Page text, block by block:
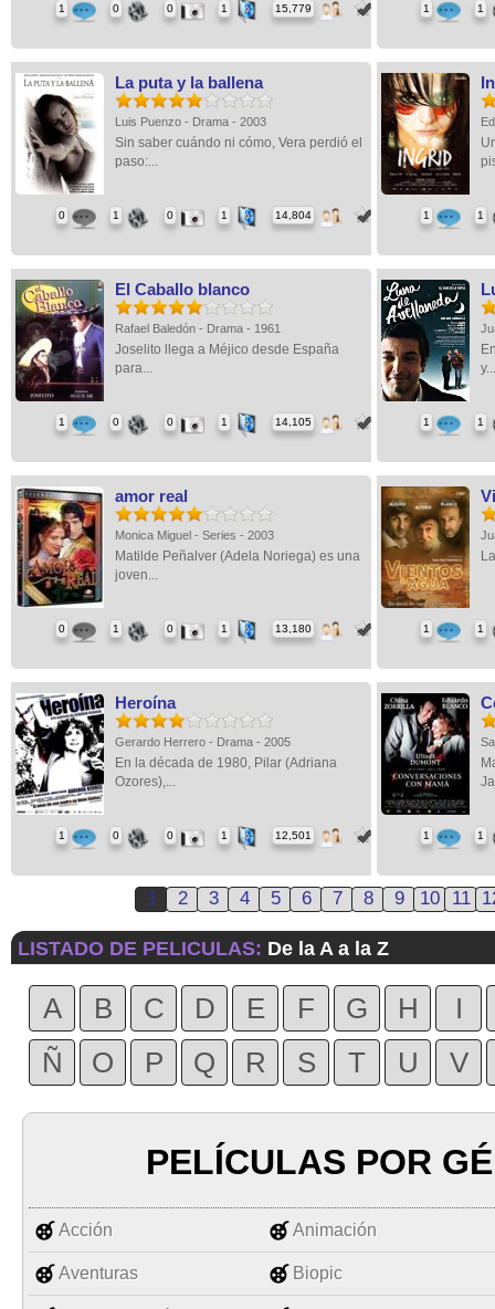
1 0 0 1 15,779 1 1
La puta y la ballena
Luis Puenzo - Drama - 2003
Sin saber cuándo ni cómo, Vera perdió el
paso:...
0 1 0 1 14,804 1 1
El Caballo blanco
Rafael Baledón - Drama - 1961
Joselito llega a Méjico desde España
para...
1 0 0 1 14,105
y...
1 1
amor real
Monica Miguel - Series - 2003
Matilde Peñalver (Adela Noriega) es una
joven...
0 1 0 1 13,180 1 1
Heroína
Gerardo Herrero - Drama - 2005
En la década de 1980, Pilar (Adriana
Ozores),...
1 0 0 1 12,501 1 1
1 2 3 4 5 6 7 8 9 10 11
LISTADO DE PELICULAS: De la A a la Z
A B C D E F G H
I
Ñ
O P Q R S T U V
PELÍCULAS POR
Acción Animación
Aventuras Biopic